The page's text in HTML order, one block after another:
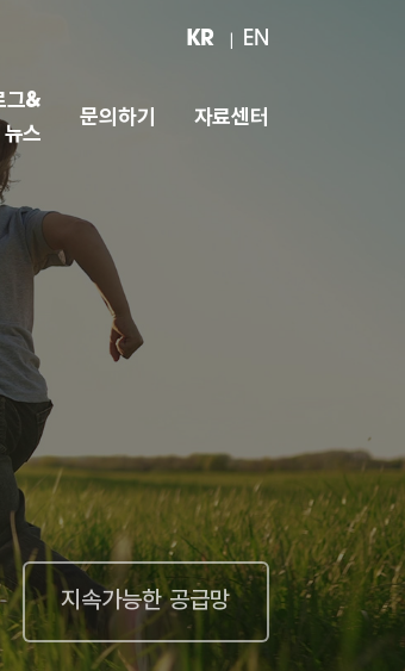
KR EN
그&
뉴스
문의하기 자료센터
지속가능한 공급망